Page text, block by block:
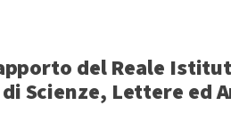
del Reale
di Scienze, Lettere ed